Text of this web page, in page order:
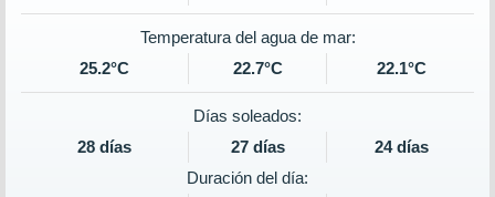
Temperatura del agua de mar:
25.2°C
22.7°C 22.1°C
Días soleados:
28 días
27 días
24 días
Duración del día: